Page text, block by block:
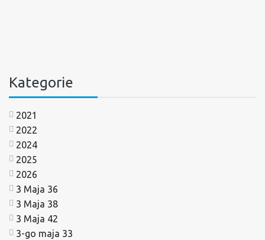
Kategorie
2021
2022
2024
2025
2026
3 Maja 36
3 Maja 38
3 Maja 42
3-go maja 33